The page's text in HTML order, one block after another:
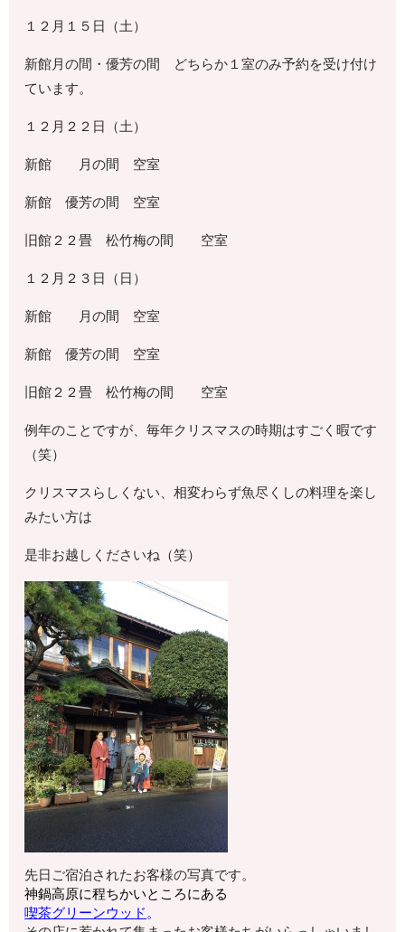
１２月１５日（土）
新館月の間・優芳の間 どちらか１室のみ予約を受け付け
ています。
１２月２２日（土）
新館 月の間 空室
新館 優芳の間 空室
旧館２２畳 松竹梅の間 空室
１２月２３日（日）
新館 月の間 空室
新館 優芳の間 空室
旧館２２畳 松竹梅の間 空室
例年のことですが、毎年クリスマスの時期はすごく暇です
（笑）
クリスマスらしくない、相変わらず魚尽くしの料理を楽し
みたい方は
是非お越しくださいね（笑）
先日ご宿泊されたお客様の写真です。
神鍋高原に程ちかいところにある
喫茶グリーンウッド。